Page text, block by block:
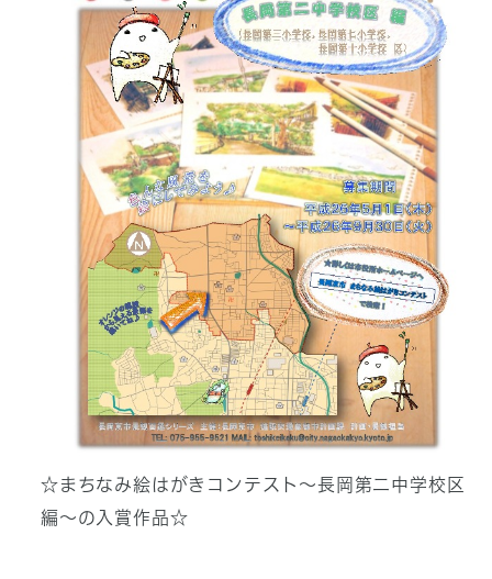
☆まちなみ絵はがきコンテスト～長岡第二中学校区
編～の入賞作品☆